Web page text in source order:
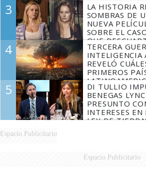
3
LA HISTORIA
SOMBRAS DE
NUEVA
SOBRE EL
QUE
MARIDO
4
TERCERA
INTELIGENCIA
REVELÓ
PRIMEROS
DERROTADOS
5
DI TULLIO
BENEGAS
PRESUNTO
INTERESES
LEY DE
Espacio Publicitario
Espacio Publicitario